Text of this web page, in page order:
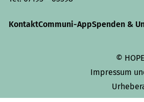
KontaktCommuni-AppSpenden &
©
Impressum